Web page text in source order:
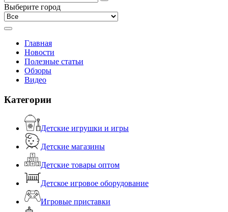
Выберите город
Главная
Новости
Полезные статьи
Обзоры
Видео
Категории
Детские игрушки и игры
Детские магазины
Детские товары оптом
Детское игровое оборудование
Игровые приставки